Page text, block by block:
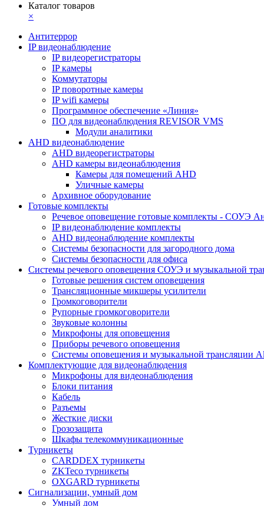
Каталог товаров
×
Антитеррор
IP видеонаблюдение
IP видеорегистраторы
IP камеры
Коммутаторы
IP поворотные камеры
IP wifi камеры
Программное обеспечение «Линия»
ПО для видеонаблюдения REVISOR VMS
Модули аналитики
AHD видеонаблюдение
AHD видеорегистраторы
AHD камеры видеонаблюдения
Камеры для помещений AHD
Уличные камеры
Архивное оборудование
Готовые комплекты
Речевое оповещение готовые комплекты - СОУЭ
IP видеонаблюдение комплекты
AHD видеонаблюдение комплекты
Системы безопасности для загородного дома
Системы безопасности для офиса
Системы речевого оповещения СОУЭ и музыкальной
Готовые решения систем оповещения
Трансляционные микшеры усилители
Громкоговорители
Рупорные громкоговорители
Звуковые колонны
Микрофоны для оповещения
Приборы речевого оповещения
Системы оповещения и музыкальной трансляции
Комплектующие для видеонаблюдения
Микрофоны для видеонаблюдения
Блоки питания
Кабель
Разъемы
Жесткие диски
Грозозащита
Шкафы телекоммуникационные
Турникеты
CARDDEX турникеты
ZKTeco турникеты
OXGARD турникеты
Сигнализации, умный дом
Умный дом